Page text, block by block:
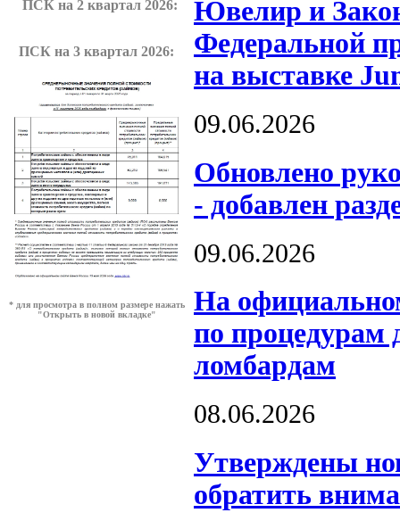
ПСК на 2 квартал 2026:
ПСК на 3 квартал 2026:
* для просмотра в полном размере нажать
"Открыть в новой вкладке"
Ювелир и
Федеральной
на выставке
09.06.2026
Обновлено
- добавлен
09.06.2026
На
по процедурам
ломбардам
08.06.2026
️Утверждены
обратить